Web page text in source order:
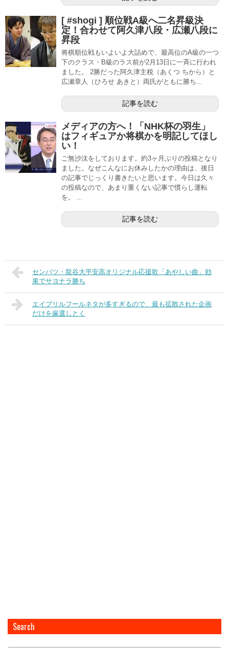
[ #shogi ] 順位戦A級へ二名昇級決
定！合わせて阿久津八段・広瀬八段に
昇段
将棋順位戦もいよいよ大詰めで、最高位のA級の一つ
下のクラス・B級のラス前が2月13日に一斉に行われ
ました。 2勝だった阿久津主税（あくつ ちから）と
広瀬章人（ひろせ あきと）両氏がともに勝ち...
記事を読む
メディアの方へ！「NHK杯の羽生」
はフィギュアか将棋かを明記してほし
い！
ご無沙汰をしております。約3ヶ月ぶりの投稿となり
ました。なぜこんなにお休みしたかの理由は、後日
の記事でじっくり書きたいと思います。今日は久々
の投稿なので、あまり重くない記事で慣らし運転
を。 ...
記事を読む
センバツ・龍谷大平安高オリジナル応援歌「あやしい曲」効
果でサヨナラ勝ち
エイプリルフールネタが多すぎるので、最も拡散された企画
だけを厳選しとく
Search